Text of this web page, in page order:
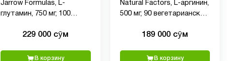
Jarrow Formulas, L-
глутамин, 750 мг, 100
229 000 сӯм
В корзину
Natural Factors, L-аргинин,
500 мг, 90 вегетарианских
189 000 сӯм
В корзину